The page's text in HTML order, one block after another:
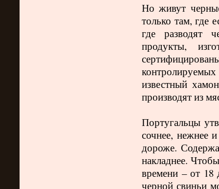
Но живут
только там, где
где разводят
продукты,
известный
производят из
Португальцы
сочнее, нежнее
дороже.
накладнее.
времени – от 18
черной свиньи